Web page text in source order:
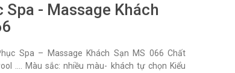
Spa - Massage Khách
Spa – Massage Khách Sạn MS 066 Chất
…. Màu sắc: nhiều màu- khách tự chọn Kiểu